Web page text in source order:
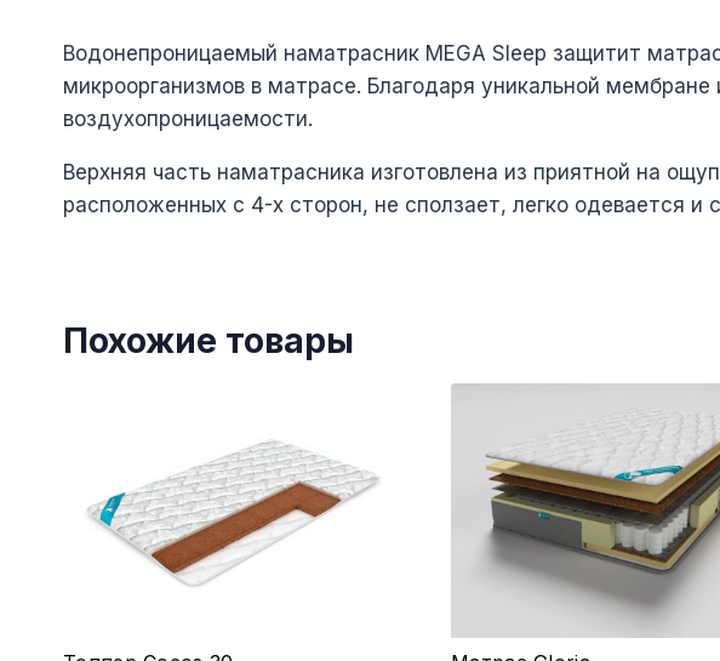
Водонепроницаемый наматрасник MEGA Sleep защитит
микроорганизмов в матрасе. Благодаря уникальной
воздухопроницаемости.
Верхняя часть наматрасника изготовлена из приятной на
расположенных с 4-х сторон, не сползает, легко одевается и
Похожие товары
Этот
Этот